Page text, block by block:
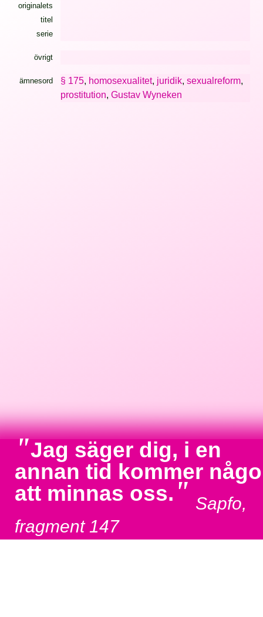
originalets
titel
serie
övrigt
ämnesord § 175, homosexualitet, juridik, sexualreform,
prostitution, Gustav Wyneken
"Jag säger dig, i en
annan tid kommer
att minnas oss. " Sapfo,
fragment 147